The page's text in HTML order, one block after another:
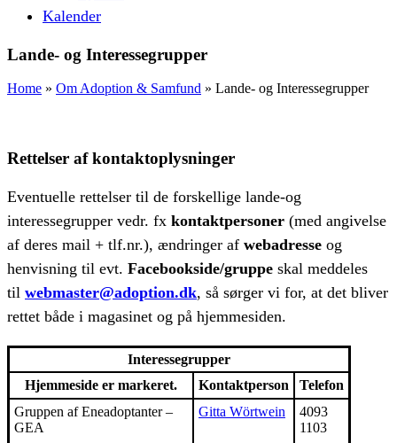
Kalender
Lande- og Interessegrupper
Home » Om Adoption & Samfund » Lande- og Interessegrupper
Rettelser af kontaktoplysninger
Eventuelle rettelser til de forskellige lande-og
interessegrupper vedr. fx kontaktpersoner (med angivelse
af deres mail + tlf.nr.), ændringer af webadresse og
henvisning til evt. Facebookside/gruppe skal meddeles
til webmaster@adoption.dk, så sørger vi for, at det bliver
rettet både i magasinet og på hjemmesiden.
Interessegrupper
Hjemmeside er markeret.
Kontaktperson
Telefon
Gruppen af Eneadoptanter –
GEA
Gitta Wörtwein
4093
1103